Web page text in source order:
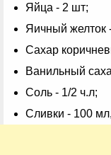
Яйца - 2 шт;
Яичный желток
Сахар
Ванильный
Соль - 1/2 ч.л;
Сливки - 100